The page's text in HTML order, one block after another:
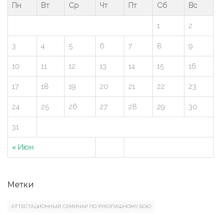
Пн
Вт Ср Чт Пт Сб Вс
« Июн
1 2
3 4 5 6 7 8 9
10 11 12 13 14 15 16
17 18 19 20 21 22 23
24 25 26 27 28 29 30
31
Метки
АТТЕСТАЦИОННЫЙ СЕМИНАР ПО РУКОПАШНОМУ БОЮ